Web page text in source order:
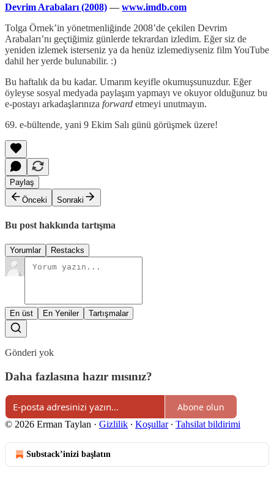
Devrim Arabaları (2008) — www.imdb.com
Tolga Örnek’in yönetmenliğinde 2008’de çekilen Devrim
Arabaları’nı geçtiğimiz günlerde tekrardan izledim. Eğer siz de
yeniden izlemek isterseniz ya da henüz izlemediyseniz film YouTube
dahil her yerde bulunabilir. :)
Bu haftalık da bu kadar. Umarım keyifle okumuşsunuzdur. Eğer
öyleyse sosyal medyada paylaşım yapmayı ve okuyor olduğunuz bu
e-postayı arkadaşlarınıza forward etmeyi unutmayın.
69. e-bültende, yani 9 Ekim Salı günü görüşmek üzere!
Paylaş
Önceki
Sonraki
Bu post hakkında tartışma
Yorumlar Restacks
En üst En Yeniler Tartışmalar
Gönderi yok
Daha fazlasına hazır mısınız?
Abone olun
© 2026 Erman Taylan · Gizlilik ∙ Koşullar∙ Tahsilat bildirimi
Substack’inizi başlatın